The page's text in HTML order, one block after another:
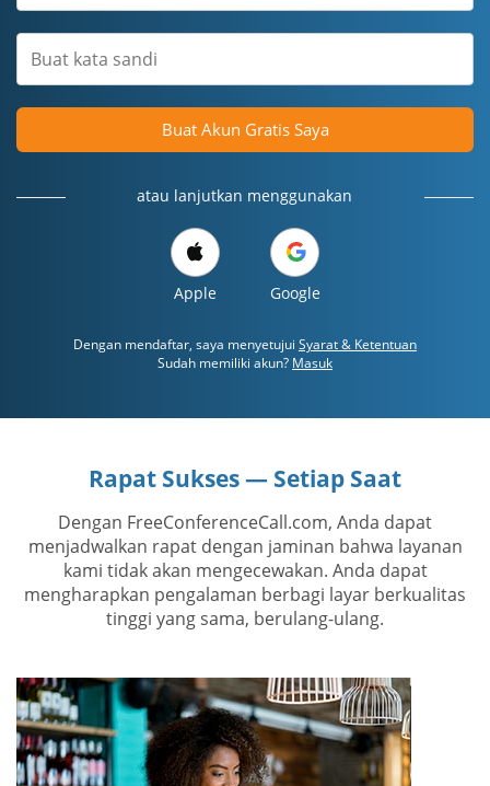
Buat Akun Gratis Saya
atau lanjutkan menggunakan
Apple Google
Dengan mendaftar, saya menyetujui Syarat & Ketentuan
Sudah memiliki akun? Masuk
Rapat Sukses — Setiap Saat
Dengan FreeConferenceCall.com, Anda dapat
menjadwalkan rapat dengan jaminan bahwa layanan
kami tidak akan mengecewakan. Anda dapat
mengharapkan pengalaman berbagi layar berkualitas
tinggi yang sama, berulang-ulang.